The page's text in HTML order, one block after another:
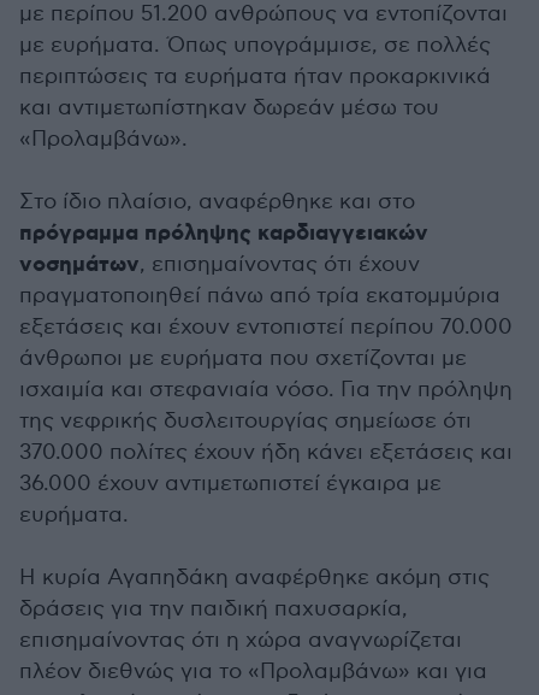
με περίπου 51.200 ανθρώπους να εντοπίζονται
με ευρήματα. Όπως υπογράμμισε, σε πολλές
περιπτώσεις τα ευρήματα ήταν προκαρκινικά
και αντιμετωπίστηκαν δωρεάν μέσω του
«Προλαμβάνω».
Στο ίδιο πλαίσιο, αναφέρθηκε και στο
πρόγραμμα πρόληψης καρδιαγγειακών
νοσημάτων, επισημαίνοντας ότι έχουν
πραγματοποιηθεί πάνω από τρία εκατομμύρια
εξετάσεις και έχουν εντοπιστεί περίπου 70.000
άνθρωποι με ευρήματα που σχετίζονται με
ισχαιμία και στεφανιαία νόσο. Για την πρόληψη
της νεφρικής δυσλειτουργίας σημείωσε ότι
370.000 πολίτες έχουν ήδη κάνει εξετάσεις και
36.000 έχουν αντιμετωπιστεί έγκαιρα με
ευρήματα.
Η κυρία Αγαπηδάκη αναφέρθηκε ακόμη στις
δράσεις για την παιδική παχυσαρκία,
επισημαίνοντας ότι η χώρα αναγνωρίζεται
πλέον διεθνώς για το «Προλαμβάνω» και για